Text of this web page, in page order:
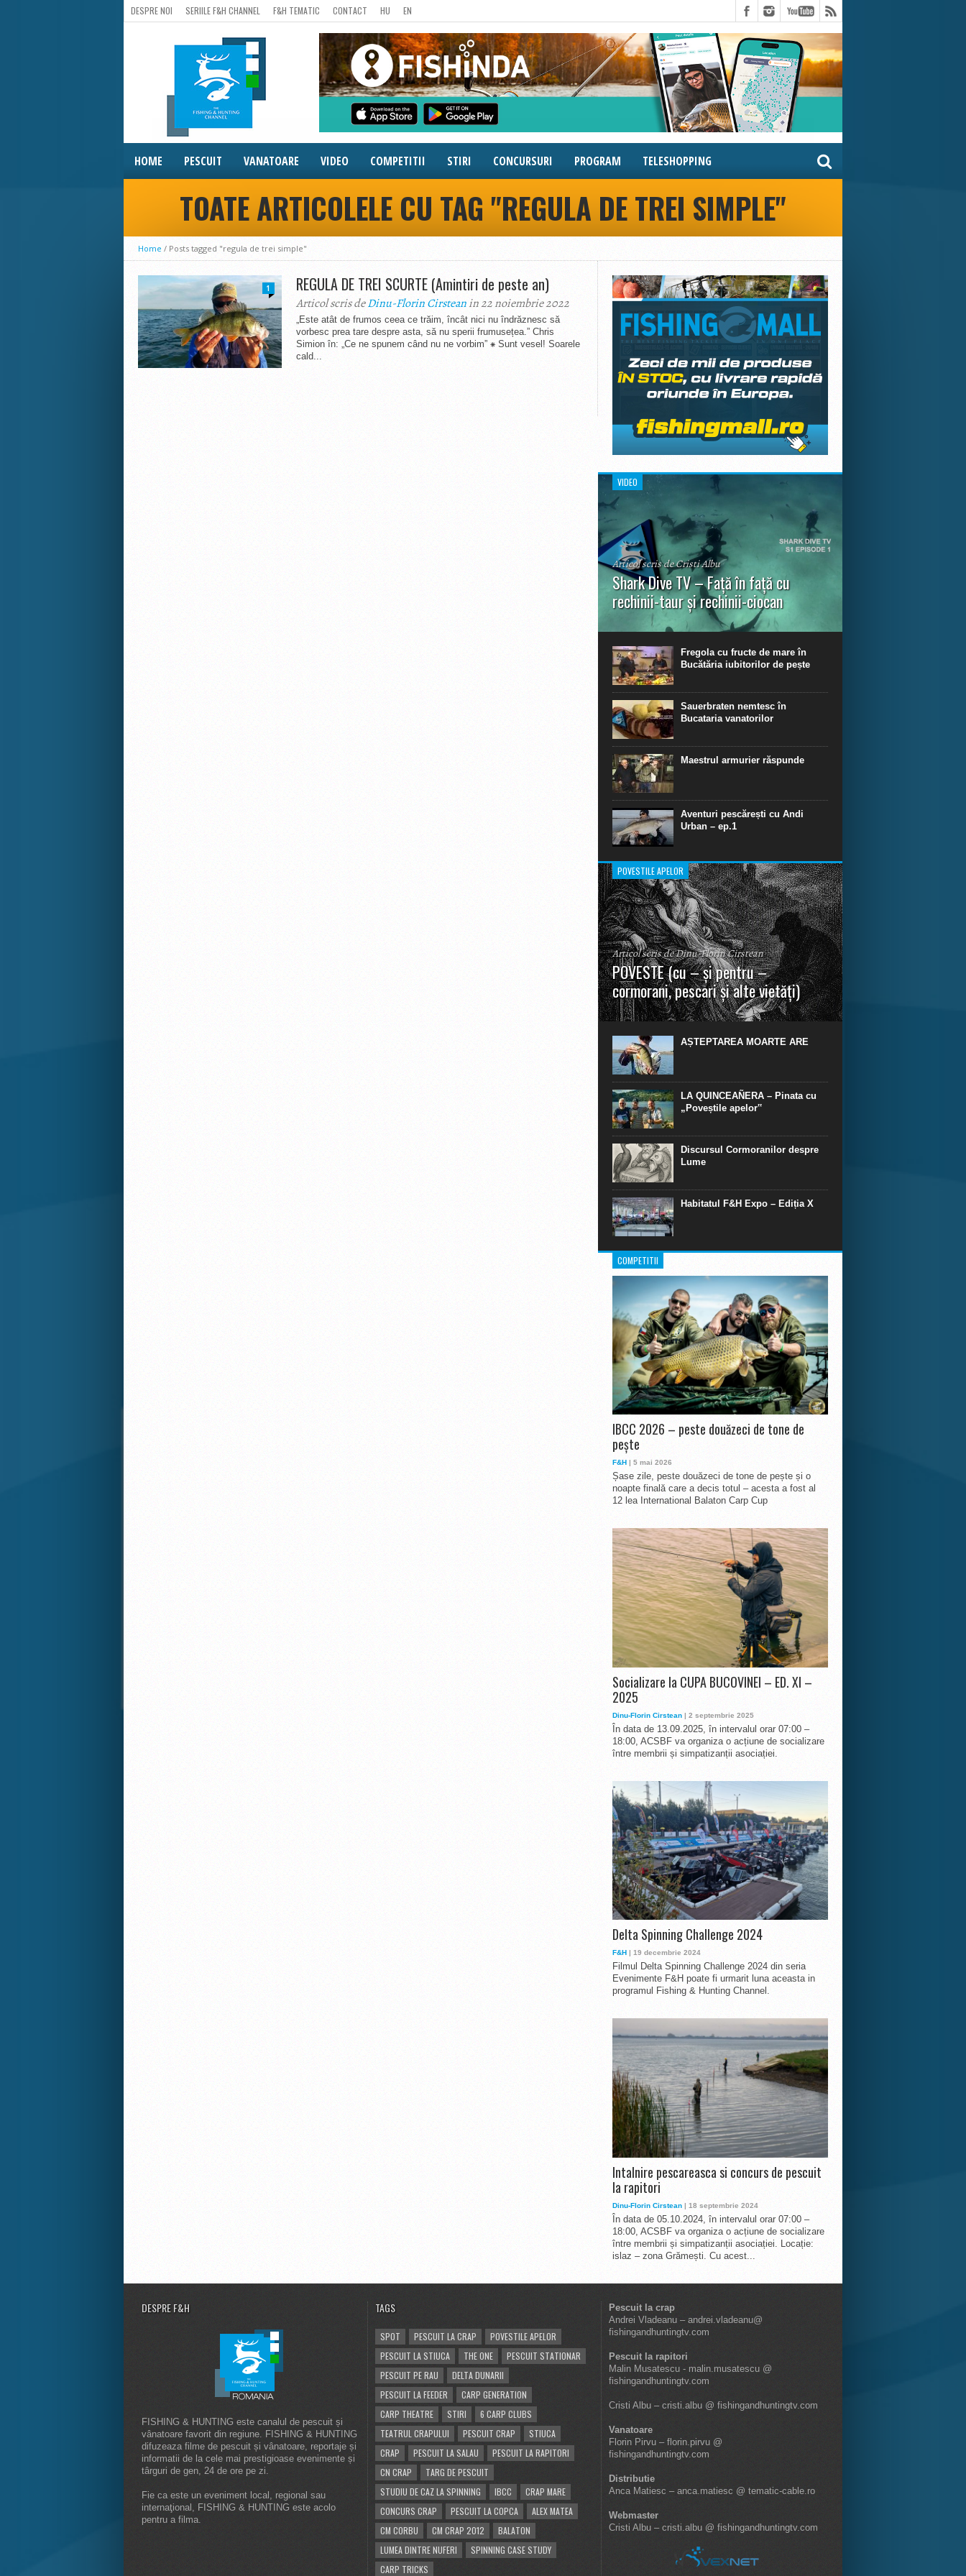
DESPRE NOI SERIILE F&H CHANNEL F&H TEMATIC CONTACT HU EN
HOME PESCUIT VANATOARE VIDEO COMPETITII STIRI CONCURSURI PROGRAM TELESHOPPING
TOATE ARTICOLELE CU TAG "REGULA DE TREI SIMPLE"
Home / Posts tagged "regula de trei simple"
1 REGULA DE TREI SCURTE (Amintiri de peste an)
Articol scris deDinu-Florin Cirsteanin 22 noiembrie 2022
„Este atât de frumos ceea ce trăim, încât nici nu îndrăznesc să
vorbesc prea tare despre asta, să nu sperii frumusețea.” Chris
Simion în: „Ce ne spunem când nu ne vorbim” ⁕ Sunt vesel! Soarele
cald...
VIDEO
Articol scris de Cristi Albu
Shark Dive TV – Față în față cu
rechinii-taur și rechinii-ciocan
În primul episod din Shark Dive TV, telespectatorii
extraordinare de scufundare cu rechini.
Fregola cu fructe de mare în
Bucătăria iubitorilor de pește
Sauerbraten nemtesc în
Bucataria vanatorilor
Maestrul armurier răspunde
Aventuri pescărești cu Andi
Urban – ep.1
POVESTILE APELOR
Articol scris de Dinu-Florin Cirstean
POVESTE (cu – și pentru –
cormorani, pescari și alte vietăți)
”La urma urmei, cred că legendele și miturile sunt
în mare parte făcute din „adevăr”.“ R. R. Tolkien.
AȘTEPTAREA MOARTE ARE
LA QUINCEAÑERA – Pinata cu
„Poveștile apelor‟
Discursul Cormoranilor despre
Lume
Habitatul F&H Expo – Ediția X
COMPETITII
IBCC 2026 – peste douăzeci de tone de
pește
F&H | 5 mai 2026
Șase zile, peste douăzeci de tone de pește și o
noapte finală care a decis totul – acesta a fost al
12 lea International Balaton Carp Cup
Socializare la CUPA BUCOVINEI – ED. XI –
2025
Dinu-Florin Cirstean | 2 septembrie 2025
În data de 13.09.2025, în intervalul orar 07:00 –
18:00, ACSBF va organiza o acțiune de socializare
între membrii și simpatizanții asociației.
Delta Spinning Challenge 2024
F&H | 19 decembrie 2024
Filmul Delta Spinning Challenge 2024 din seria
Evenimente F&H poate fi urmarit luna aceasta in
programul Fishing & Hunting Channel.
Intalnire pescareasca si concurs de pescuit
la rapitori
Dinu-Florin Cirstean | 18 septembrie 2024
În data de 05.10.2024, în intervalul orar 07:00 –
18:00, ACSBF va organiza o acțiune de socializare
între membrii și simpatizanții asociației. Locație:
islaz – zona Grămești. Cu acest...
DESPRE F&H
FISHING & HUNTING este canalul de pescuit și
vânatoare favorit din regiune. FISHING & HUNTING
difuzeaza filme de pescuit și vânatoare, reportaje și
informatii de la cele mai prestigioase evenimente și
târguri de gen, 24 de ore pe zi.
Fie ca este un eveniment local, regional sau
internaţional, FISHING & HUNTING este acolo
pentru a filma.
TAGS
SPOT PESCUIT LA CRAP
POVESTILE APELOR
PESCUIT LA STIUCA
THE ONE
PESCUIT STATIONAR
PESCUIT PE RAU
DELTA DUNARII
PESCUIT LA FEEDER
CARP GENERATION
CARP THEATRE
STIRI
6 CARP CLUBS
TEATRUL CRAPULUI
PESCUIT CRAP
STIUCA
CRAP
PESCUIT LA SALAU
PESCUIT LA RAPITORI
CN CRAP
TARG DE PESCUIT
STUDIU DE CAZ LA SPINNING
IBCC
CRAP MARE
CONCURS CRAP
PESCUIT LA COPCA
ALEX MATEA
CM CORBU
CM CRAP 2012
BALATON
LUMEA DINTRE NUFERI
SPINNING CASE STUDY
CARP TRICKS
Pescuit la crap
Andrei Vladeanu – andrei.vladeanu@
fishingandhuntingtv.com
Pescuit la rapitori
Malin Musatescu - malin.musatescu @
fishingandhuntingtv.com
Cristi Albu – cristi.albu @ fishingandhuntingtv.com
Vanatoare
Florin Pirvu – florin.pirvu @
fishingandhuntingtv.com
Distributie
Anca Matiesc – anca.matiesc @ tematic-cable.ro
Webmaster
Cristi Albu – cristi.albu @ fishingandhuntingtv.com